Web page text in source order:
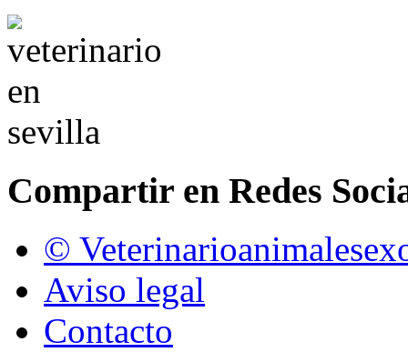
Compartir en Redes
©
Aviso legal
Contacto